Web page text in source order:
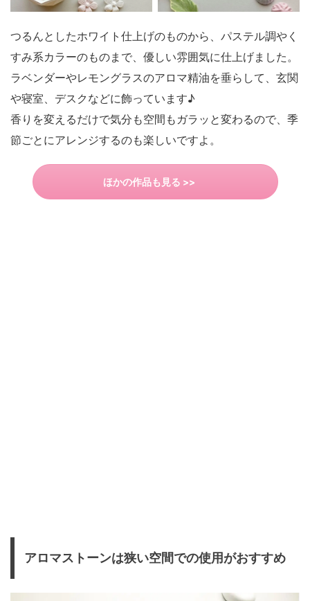
つるんとしたホワイト仕上げのものから、パステル調やく
すみ系カラーのものまで、優しい雰囲気に仕上げました。
ラベンダーやレモングラスのアロマ精油を垂らして、玄関
や寝室、デスクなどに飾っています♪
香りを変えるだけで気分も空間もガラッと変わるので、季
節ごとにアレンジするのも楽しいですよ。
ほかの作品も見る >>
アロマストーンは狭い空間での使用がおすすめ